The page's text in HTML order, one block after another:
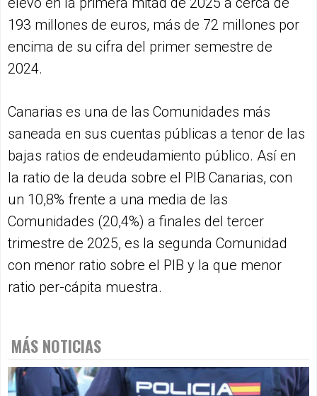
193 millones de euros, más de 72 millones por
encima de su cifra del primer semestre de
2024.
Canarias es una de las Comunidades más
saneada en sus cuentas públicas a tenor de las
bajas ratios de endeudamiento público. Así en
la ratio de la deuda sobre el PIB Canarias, con
un 10,8% frente a una media de las
Comunidades (20,4%) a finales del tercer
trimestre de 2025, es la segunda Comunidad
con menor ratio sobre el PIB y la que menor
ratio per-cápita muestra.
MÁS NOTICIAS